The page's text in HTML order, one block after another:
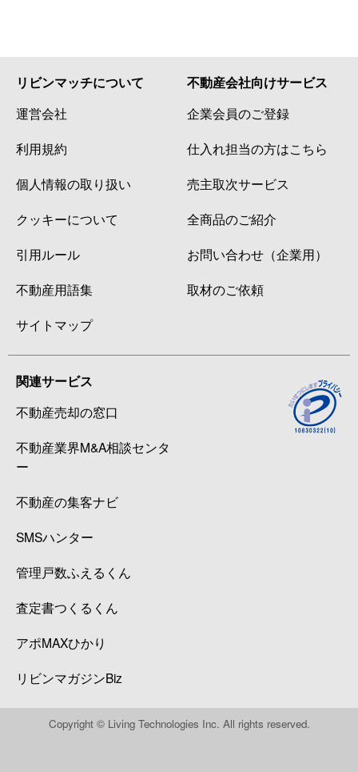
リビンマッチについて
運営会社
利用規約
個人情報の取り扱い
クッキーについて
引用ルール
不動産用語集
サイトマップ
不動産会社向けサービス
企業会員のご登録
仕入れ担当の方はこちら
売主取次サービス
全商品のご紹介
お問い合わせ（企業用）
取材のご依頼
関連サービス
不動産売却の窓口
不動産業界M&A相談センタ
ー
不動産の集客ナビ
SMSハンター
管理戸数ふえるくん
査定書つくるくん
アポMAXひかり
リビンマガジンBiz
Copyright © Living Technologies Inc. All rights reserved.